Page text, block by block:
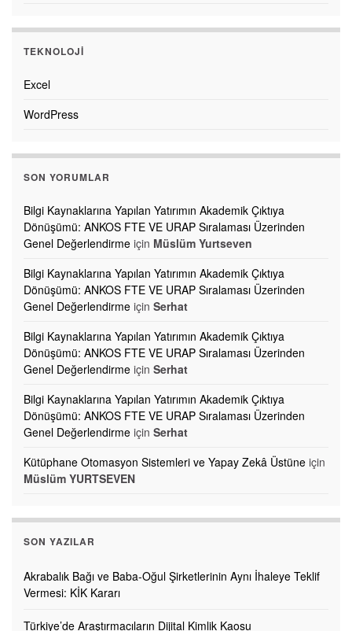
TEKNOLOJI
Excel
WordPress
SON YORUMLAR
Bilgi Kaynaklarına Yapılan Yatırımın Akademik Çıktıya
Dönüşümü: ANKOS FTE VE URAP Sıralaması Üzerinden
Genel Değerlendirme için Müslüm Yurtseven
Bilgi Kaynaklarına Yapılan Yatırımın Akademik Çıktıya
Dönüşümü: ANKOS FTE VE URAP Sıralaması Üzerinden
Genel Değerlendirme için Serhat
Bilgi Kaynaklarına Yapılan Yatırımın Akademik Çıktıya
Dönüşümü: ANKOS FTE VE URAP Sıralaması Üzerinden
Genel Değerlendirme için Serhat
Bilgi Kaynaklarına Yapılan Yatırımın Akademik Çıktıya
Dönüşümü: ANKOS FTE VE URAP Sıralaması Üzerinden
Genel Değerlendirme için Serhat
Kütüphane Otomasyon Sistemleri ve Yapay Zekâ Üstüne için
Müslüm YURTSEVEN
SON YAZILAR
Akrabalık Bağı ve Baba-Oğul Şirketlerinin Aynı İhaleye Teklif
Vermesi: KİK Kararı
Türkiye’de Araştırmacıların Dijital Kimlik Kaosu